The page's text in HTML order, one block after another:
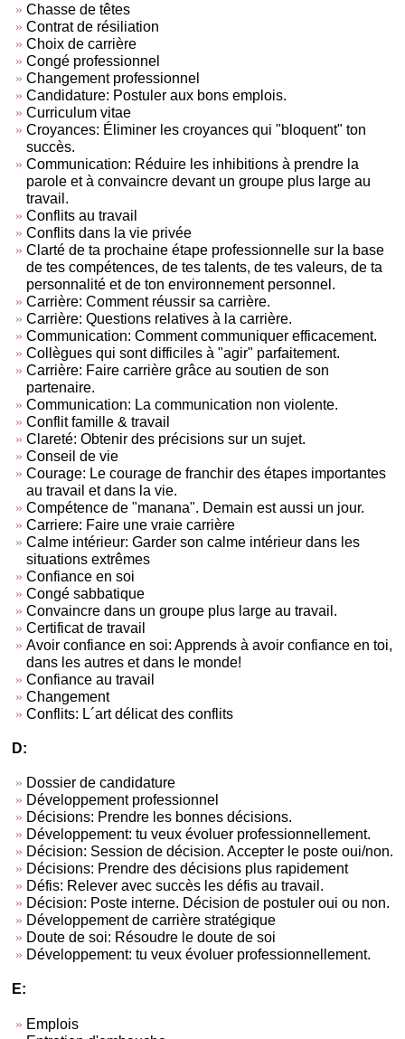
Chasse de têtes
Contrat de résiliation
Choix de carrière
Congé professionnel
Changement professionnel
Candidature: Postuler aux bons emplois.
Curriculum vitae
Croyances: Éliminer les croyances qui "bloquent" ton
succès.
Communication: Réduire les inhibitions à prendre la
parole et à convaincre devant un groupe plus large au
travail.
Conflits au travail
Conflits dans la vie privée
Clarté de ta prochaine étape professionnelle sur la base
de tes compétences, de tes talents, de tes valeurs, de ta
personnalité et de ton environnement personnel.
Carrière: Comment réussir sa carrière.
Carrière: Questions relatives à la carrière.
Communication: Comment communiquer efficacement.
Collègues qui sont difficiles à "agir" parfaitement.
Carrière: Faire carrière grâce au soutien de son
partenaire.
Communication: La communication non violente.
Conflit famille & travail
Clareté: Obtenir des précisions sur un sujet.
Conseil de vie
Courage: Le courage de franchir des étapes importantes
au travail et dans la vie.
Compétence de "manana". Demain est aussi un jour.
Carriere: Faire une vraie carrière
Calme intérieur: Garder son calme intérieur dans les
situations extrêmes
Confiance en soi
Congé sabbatique
Convaincre dans un groupe plus large au travail.
Certificat de travail
Avoir confiance en soi: Apprends à avoir confiance en toi,
dans les autres et dans le monde!
Confiance au travail
Changement
Conflits: L´art délicat des conflits
D:
Dossier de candidature
Développement professionnel
Décisions: Prendre les bonnes décisions.
Développement: tu veux évoluer professionnellement.
Décision: Session de décision. Accepter le poste oui/non.
Décisions: Prendre des décisions plus rapidement
Défis: Relever avec succès les défis au travail.
Décision: Poste interne. Décision de postuler oui ou non.
Développement de carrière stratégique
Doute de soi: Résoudre le doute de soi
Développement: tu veux évoluer professionnellement.
E:
Emplois